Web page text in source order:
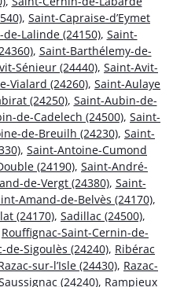
, Saint-Capraise-d’Eymet
Lalinde (24150), Saint-
, Saint-Barthélemy-de-
Sénieur (24440), Saint-Avit-
Vialard (24260), Saint-Aulaye
(24250), Saint-Aubin-de-
de-Cadelech (24500), Saint-
de-Breuilh (24230), Saint-
, Saint-Antoine-Cumond
(24190), Saint-André-
de-Vergt (24380), Saint-
Amand-de-Belvès (24170),
(24170), Sadillac (24500),
Rouffignac-Saint-Cernin-de-
de-Sigoulès (24240), Ribérac
sur-l’Isle (24430), Razac-
(24240), Rampieux